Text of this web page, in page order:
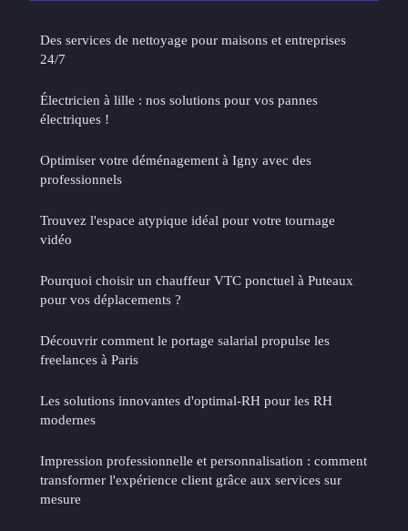
Des services de nettoyage pour maisons et entreprises
24/7
Électricien à lille : nos solutions pour vos pannes
électriques !
Optimiser votre déménagement à Igny avec des
professionnels
Trouvez l'espace atypique idéal pour votre tournage
vidéo
Pourquoi choisir un chauffeur VTC ponctuel à Puteaux
pour vos déplacements ?
Découvrir comment le portage salarial propulse les
freelances à Paris
Les solutions innovantes d'optimal-RH pour les RH
modernes
Impression professionnelle et personnalisation : comment
transformer l'expérience client grâce aux services sur
mesure